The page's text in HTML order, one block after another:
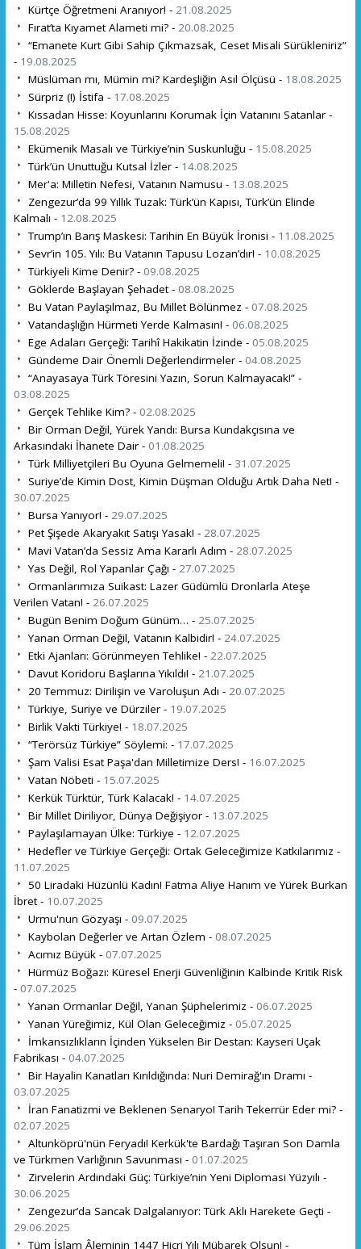
Kürtçe Öğretmeni Aranıyor! - 21.08.2025
Fırat’ta Kıyamet Alameti mi? - 20.08.2025
“Emanete Kurt Gibi Sahip Çıkmazsak, Ceset Misali Sürükleniriz”
- 19.08.2025
Müslüman mı, Mümin mi? Kardeşliğin Asıl Ölçüsü - 18.08.2025
Sürpriz (!) İstifa - 17.08.2025
Kıssadan Hisse: Koyunlarını Korumak İçin Vatanını Satanlar -
15.08.2025
Ekümenik Masalı ve Türkiye’nin Suskunluğu - 15.08.2025
Türk’ün Unuttuğu Kutsal İzler - 14.08.2025
Mer'a: Milletin Nefesi, Vatanın Namusu - 13.08.2025
Zengezur’da 99 Yıllık Tuzak: Türk’ün Kapısı, Türk’ün Elinde
Kalmalı - 12.08.2025
Trump’ın Barış Maskesi: Tarihin En Büyük İronisi - 11.08.2025
Sevr’in 105. Yılı: Bu Vatanın Tapusu Lozan’dır! - 10.08.2025
Türkiyeli Kime Denir? - 09.08.2025
Göklerde Başlayan Şehadet - 08.08.2025
Bu Vatan Paylaşılmaz, Bu Millet Bölünmez - 07.08.2025
Vatandaşlığın Hürmeti Yerde Kalmasın! - 06.08.2025
Ege Adaları Gerçeği: Tarihî Hakikatin İzinde - 05.08.2025
Gündeme Dair Önemli Değerlendirmeler - 04.08.2025
“Anayasaya Türk Töresini Yazın, Sorun Kalmayacak!” -
03.08.2025
Gerçek Tehlike Kim? - 02.08.2025
Bir Orman Değil, Yürek Yandı: Bursa Kundakçısına ve
Arkasındaki İhanete Dair - 01.08.2025
Türk Milliyetçileri Bu Oyuna Gelmemeli! - 31.07.2025
Suriye’de Kimin Dost, Kimin Düşman Olduğu Artık Daha Net! -
30.07.2025
Bursa Yanıyor! - 29.07.2025
Pet Şişede Akaryakıt Satışı Yasak! - 28.07.2025
Mavi Vatan’da Sessiz Ama Kararlı Adım - 28.07.2025
Yas Değil, Rol Yapanlar Çağı - 27.07.2025
Ormanlarımıza Suikast: Lazer Güdümlü Dronlarla Ateşe
Verilen Vatan! - 26.07.2025
Bugün Benim Doğum Günüm… - 25.07.2025
Yanan Orman Değil, Vatanın Kalbidir! - 24.07.2025
Etki Ajanları: Görünmeyen Tehlike! - 22.07.2025
Davut Koridoru Başlarına Yıkıldı! - 21.07.2025
20 Temmuz: Dirilişin ve Varoluşun Adı - 20.07.2025
Türkiye, Suriye ve Dürziler - 19.07.2025
Birlik Vakti Türkiye! - 18.07.2025
“Terörsüz Türkiye” Söylemi: - 17.07.2025
Şam Valisi Esat Paşa'dan Milletimize Ders! - 16.07.2025
Vatan Nöbeti - 15.07.2025
Kerkük Türktür, Türk Kalacak! - 14.07.2025
Bir Millet Diriliyor, Dünya Değişiyor - 13.07.2025
Paylaşılamayan Ülke: Türkiye - 12.07.2025
Hedefler ve Türkiye Gerçeği: Ortak Geleceğimize Katkılarımız -
11.07.2025
50 Liradaki Hüzünlü Kadın! Fatma Aliye Hanım ve Yürek Burkan
İbret - 10.07.2025
Urmu'nun Gözyaşı - 09.07.2025
Kaybolan Değerler ve Artan Özlem - 08.07.2025
Acımız Büyük - 07.07.2025
Hürmüz Boğazı: Küresel Enerji Güvenliğinin Kalbinde Kritik Risk
- 07.07.2025
Yanan Ormanlar Değil, Yanan Şüphelerimiz - 06.07.2025
Yanan Yüreğimiz, Kül Olan Geleceğimiz - 05.07.2025
İmkansızlıkların İçinden Yükselen Bir Destan: Kayseri Uçak
Fabrikası - 04.07.2025
Bir Hayalin Kanatları Kırıldığında: Nuri Demirağ'ın Dramı -
03.07.2025
İran Fanatizmi ve Beklenen Senaryo! Tarih Tekerrür Eder mi? -
02.07.2025
Altunköprü'nün Feryadı! Kerkük'te Bardağı Taşıran Son Damla
ve Türkmen Varlığının Savunması - 01.07.2025
Zirvelerin Ardındaki Güç: Türkiye’nin Yeni Diplomasi Yüzyılı -
30.06.2025
Zengezur’da Sancak Dalgalanıyor: Türk Aklı Harekete Geçti -
29.06.2025
Tüm İslam Âleminin 1447 Hicri Yılı Mübarek Olsun! -